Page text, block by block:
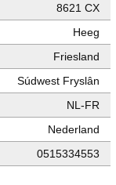
8621 CX
Heeg
Friesland
Súdwest Fryslân
NL-FR
Nederland
0515334553